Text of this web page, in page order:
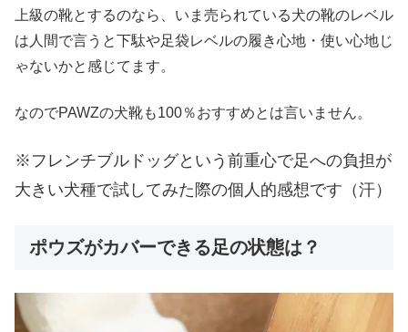
上級の靴とするのなら、いま売られている犬の靴のレベル
は人間で言うと下駄や足袋レベルの履き心地・使い心地じ
ゃないかと感じてます。
なのでPAWZの犬靴も100％おすすめとは言いません。
※フレンチブルドッグという前重心で足への負担が
大きい犬種で試してみた際の個人的感想です（汗）
ポウズがカバーできる足の状態は？